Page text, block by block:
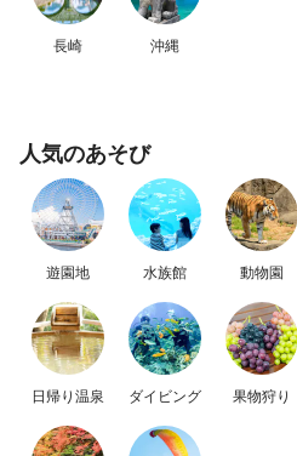
長崎 沖縄
人気のあそび
遊園地 水族館 動物園
日帰り温泉 ダイビング 果物狩り